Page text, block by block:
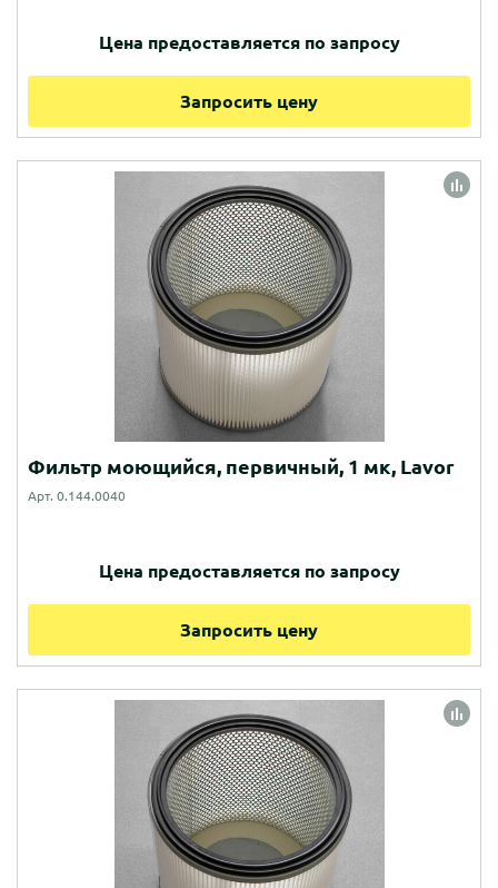
Цена предоставляется по запросу
Запросить цену
Фильтр моющийся, первичный, 1 мк, Lavor
Арт. 0.144.0040
Цена предоставляется по запросу
Запросить цену